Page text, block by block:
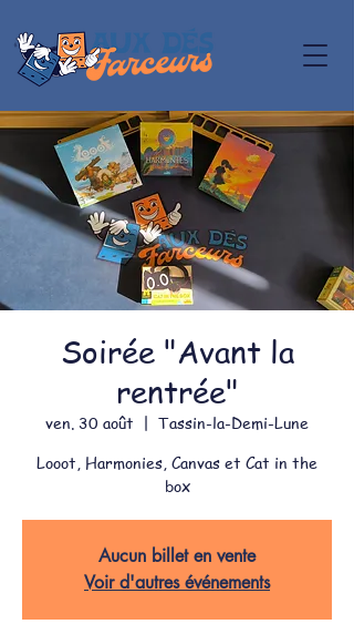
Soirée "Avant la
rentrée"
ven. 30 août
  |
Tassin-la-Demi-Lune
Looot, Harmonies, Canvas et Cat in the
box
Aucun billet en vente
Voir d'autres événements